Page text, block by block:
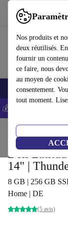
Nos produits et
deux réutilisés.
fournir un
ce faire, nous
au moyen de
consentement.
tout moment.
Utilisez
Smartphones
💰-5% EXTRA sur
Dell
14" |
8 GB | 256 GB
Home | DE
(5 avis)